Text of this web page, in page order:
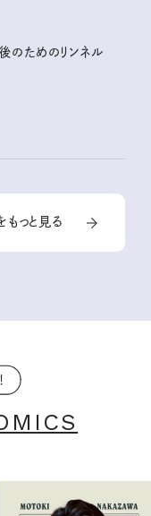
のためのリンネル
もっと見る